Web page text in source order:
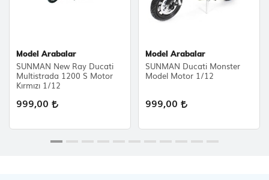
Model Arabalar
SUNMAN New Ray Ducati
Multistrada 1200 S Motor
Kırmızı 1/12
999,00
Model Arabalar
SUNMAN Ducati Monster
Model Motor 1/12
999,00